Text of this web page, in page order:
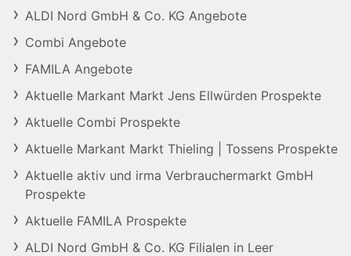
ALDI Nord GmbH & Co. KG Angebote
Combi Angebote
FAMILA Angebote
Aktuelle Markant Markt Jens Ellwürden Prospekte
Aktuelle Combi Prospekte
Aktuelle Markant Markt Thieling | Tossens Prospekte
Aktuelle aktiv und irma Verbrauchermarkt GmbH
Prospekte
Aktuelle FAMILA Prospekte
ALDI Nord GmbH & Co. KG Filialen in Leer